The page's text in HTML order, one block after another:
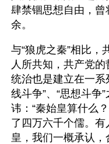
肆禁锢思想自由，
余。
与“狼虎之秦”相比，
人所共知，共产党
统治也是建立在一系
线斗争”、“思想斗争
讳：“秦始皇算什么
了四万六千个儒。
皇，我们一概承认